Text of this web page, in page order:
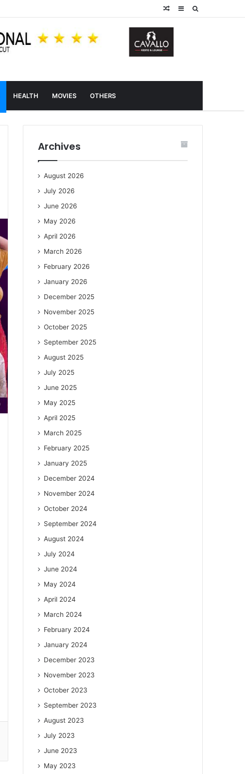
Sidebar
Random
HEALTH MOVIES OTHERS
Archives
August 2026
July 2026
June 2026
May 2026
April 2026
March 2026
February 2026
January 2026
December 2025
November 2025
October 2025
September 2025
August 2025
July 2025
June 2025
May 2025
April 2025
March 2025
February 2025
January 2025
December 2024
November 2024
October 2024
September 2024
August 2024
July 2024
June 2024
May 2024
April 2024
March 2024
February 2024
January 2024
December 2023
November 2023
October 2023
September 2023
August 2023
July 2023
June 2023
May 2023